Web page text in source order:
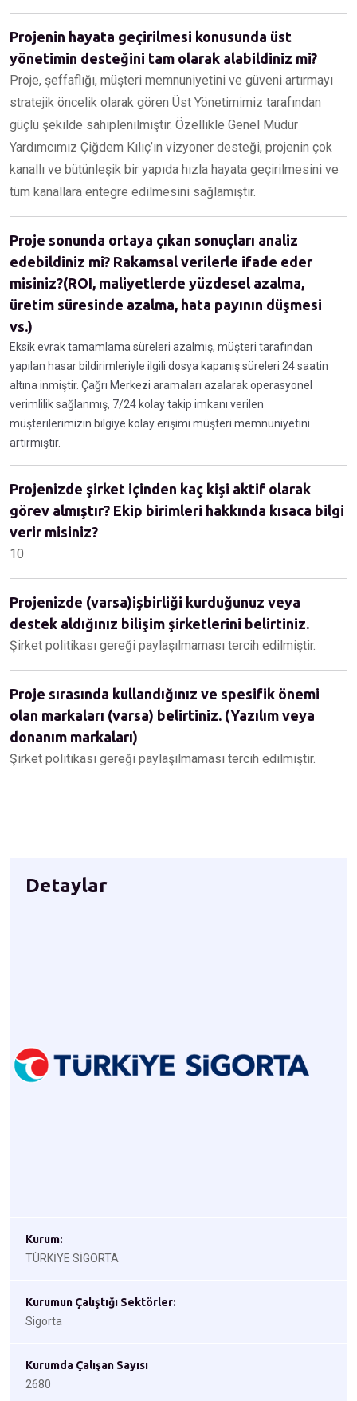
Projenin hayata geçirilmesi konusunda üst
yönetimin desteğini tam olarak alabildiniz mi?
Proje, şeffaflığı, müşteri memnuniyetini ve güveni artırmayı
stratejik öncelik olarak gören Üst Yönetimimiz tarafından
güçlü şekilde sahiplenilmiştir. Özellikle Genel Müdür
Yardımcımız Çiğdem Kılıç’ın vizyoner desteği, projenin çok
kanallı ve bütünleşik bir yapıda hızla hayata geçirilmesini ve
tüm kanallara entegre edilmesini sağlamıştır.
Proje sonunda ortaya çıkan sonuçları analiz
edebildiniz mi? Rakamsal verilerle ifade eder
misiniz?(ROI, maliyetlerde yüzdesel azalma,
üretim süresinde azalma, hata payının düşmesi
vs.)
Eksik evrak tamamlama süreleri azalmış, müşteri tarafından
yapılan hasar bildirimleriyle ilgili dosya kapanış süreleri 24 saatin
altına inmiştir. Çağrı Merkezi aramaları azalarak operasyonel
verimlilik sağlanmış, 7/24 kolay takip imkanı verilen
müşterilerimizin bilgiye kolay erişimi müşteri memnuniyetini
artırmıştır.
Projenizde şirket içinden kaç kişi aktif olarak
görev almıştır? Ekip birimleri hakkında kısaca bilgi
verir misiniz?
10
Projenizde (varsa)işbirliği kurduğunuz veya
destek aldığınız bilişim şirketlerini belirtiniz.
Şirket politikası gereği paylaşılmaması tercih edilmiştir.
Proje sırasında kullandığınız ve spesifik önemi
olan markaları (varsa) belirtiniz. (Yazılım veya
donanım markaları)
Şirket politikası gereği paylaşılmaması tercih edilmiştir.
Detaylar
Kurum:
TÜRKİYE SİGORTA
Kurumun Çalıştığı Sektörler:
Sigorta
Kurumda Çalışan Sayısı
2680